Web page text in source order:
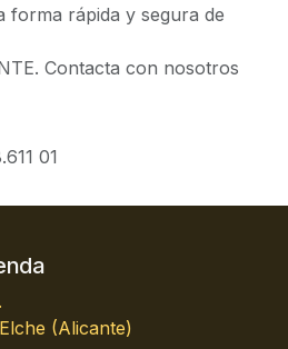
forma rápida y segura de
Contacta con nosotros
01
(Alicante)